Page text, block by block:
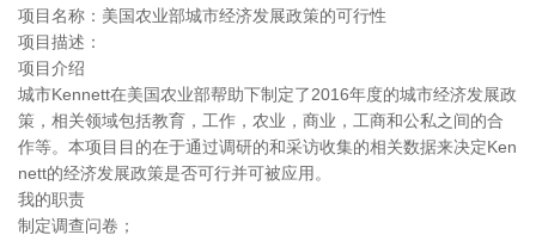
项目名称：美国农业部城市经济发展政策的可行性
项目描述：
项目介绍
城市Kennett在美国农业部帮助下制定了2016年度的城市经济发展政
策，相关领域包括教育，工作，农业，商业，工商和公私之间的合
作等。本项目目的在于通过调研的和采访收集的相关数据来决定Ken
nett的经济发展政策是否可行并可被应用。
我的职责
制定调查问卷；